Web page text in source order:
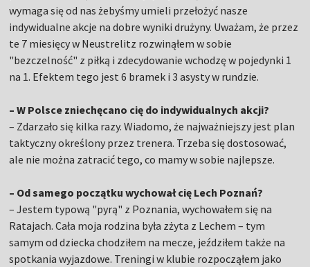
wymaga się od nas żebyśmy umieli przełożyć nasze
indywidualne akcje na dobre wyniki drużyny. Uważam, że przez
te 7 miesięcy w Neustrelitz rozwinąłem w sobie
"bezczelność" z piłką i zdecydowanie wchodzę w pojedynki 1
na 1. Efektem tego jest 6 bramek i 3 asysty w rundzie.
– W Polsce zniechęcano cię do indywidualnych akcji?
– Zdarzało się kilka razy. Wiadomo, że najważniejszy jest plan
taktyczny określony przez trenera. Trzeba się dostosować,
ale nie można zatracić tego, co mamy w sobie najlepsze.
– Od samego początku wychował cię Lech Poznań?
– Jestem typową "pyrą" z Poznania, wychowałem się na
Ratajach. Cała moja rodzina była zżyta z Lechem – tym
samym od dziecka chodziłem na mecze, jeździłem także na
spotkania wyjazdowe. Treningi w klubie rozpocząłem jako